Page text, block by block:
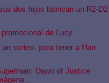
dos hijos fabrican un R2-D2
promocional de Lucy
un sorteo, para tener a Han
Dawn of Justice